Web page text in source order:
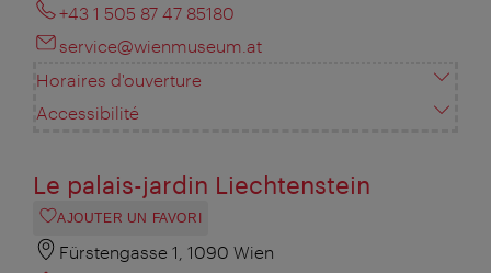
+43 1 505 87 47 85180
service@wienmuseum.at
Horaires d'ouverture
Accessibilité
Le palais-jardin Liechtenstein
AJOUTER UN FAVORI
Fürstengasse 1, 1090 Wien